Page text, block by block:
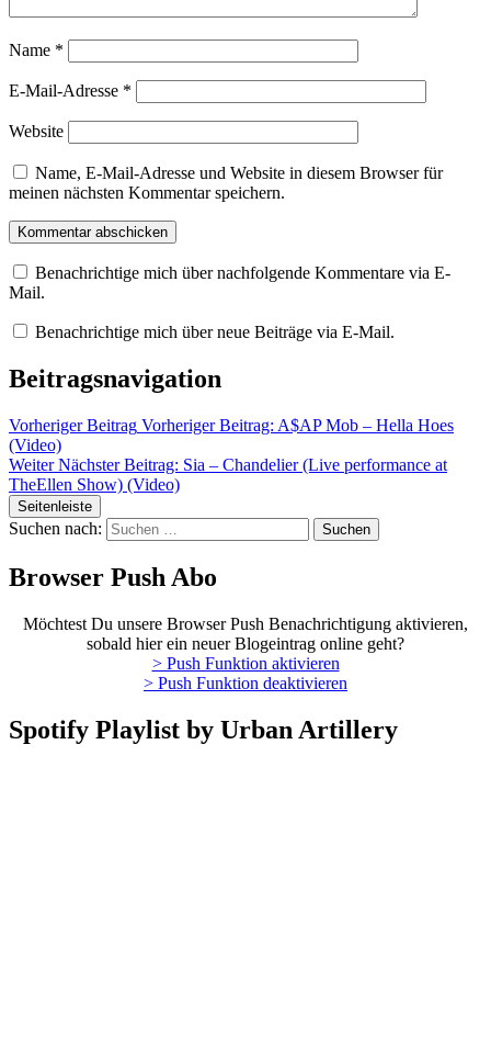
Name *
E-Mail-Adresse *
Website
Name, E-Mail-Adresse und Website in diesem Browser für
meinen nächsten Kommentar speichern.
Benachrichtige mich über nachfolgende Kommentare via E-
Mail.
Benachrichtige mich über neue Beiträge via E-Mail.
Beitragsnavigation
Vorheriger Beitrag Vorheriger Beitrag: A$AP Mob – Hella Hoes
(Video)
Weiter Nächster Beitrag: Sia – Chandelier (Live performance at
TheEllen Show) (Video)
Seitenleiste
Suchen nach:
Browser Push Abo
Möchtest Du unsere Browser Push Benachrichtigung aktivieren,
sobald hier ein neuer Blogeintrag online geht?
> Push Funktion aktivieren
> Push Funktion deaktivieren
Spotify Playlist by Urban Artillery